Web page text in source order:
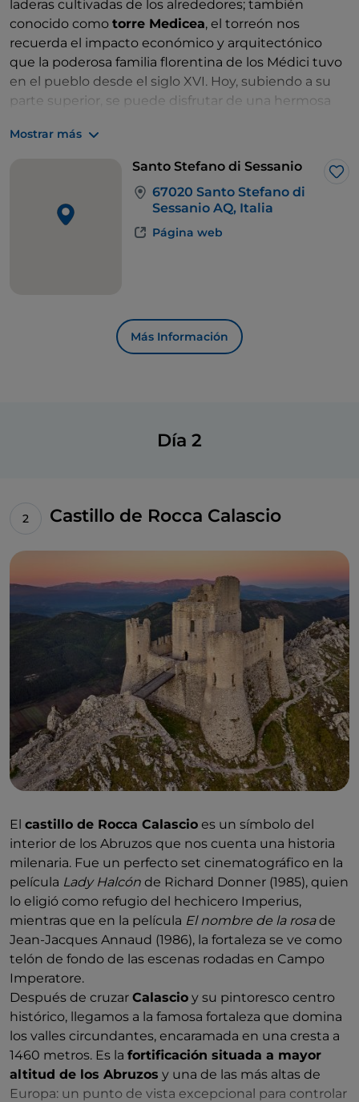
laderas cultivadas de los alrededores; también
conocido como torre Medicea, el torreón nos
recuerda el impacto económico y arquitectónico
que la poderosa familia florentina de los Médici tuvo
en el pueblo desde el siglo XVI. Hoy, subiendo a su
parte superior, se puede disfrutar de una hermosa
Para conocer mejor la historia de Santo Stefano di
Sessanio es imprescindible hacer una parada en el
museo Terre della Baronia, que conserva la
memoria milenaria de estos territorios del Gran
Sasso, vinculada a la tradición pastoral y a la práctica
lenteja de Santo Stefano di Sessanio
una de las excelencias de los Abruzos. ¡Que sin duda
Mostrar más
Santo Stefano di Sessanio
Me
67020 Santo Stefano di
Sessanio AQ, Italia
Página web
Más Información
Día 2
Castillo de Rocca Calascio
El castillo de Rocca Calascio es un símbolo del
interior de los Abruzos que nos cuenta una historia
milenaria. Fue un perfecto set cinematográfico en la
película Lady Halcón de Richard Donner (1985), quien
lo eligió como refugio del hechicero Imperius,
mientras que en la película El nombre de la rosade
Jean-Jacques Annaud (1986), la fortaleza se ve como
telón de fondo de las escenas rodadas en Campo
Imperatore.
Después de cruzar Calascio y su pintoresco centro
histórico, llegamos a la famosa fortaleza que domina
los valles circundantes, encaramada en una cresta a
1460 metros. Es la fortificación situada a mayor
altitud de los Abruzos y una de las más altas de
Europa: un punto de vista excepcional para controlar